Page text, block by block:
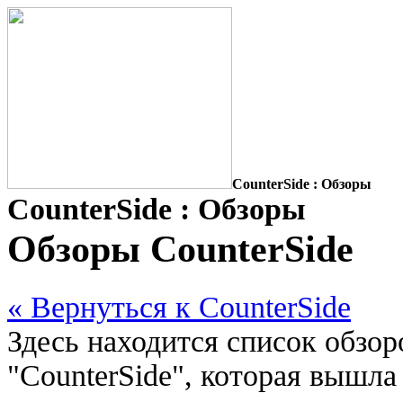
CounterSide : Обзоры
CounterSide : Обзоры
Обзоры CounterSide
« Вернуться к CounterSide
Здесь находится список
"CounterSide", которая вышла